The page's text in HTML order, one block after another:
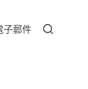
子郵件